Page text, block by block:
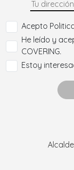
Acepto
He leído y
COVERING.
Estoy